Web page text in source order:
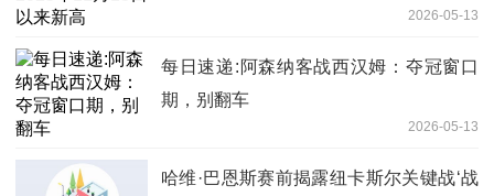
2026-05-13
每日速递:阿森纳客战西汉姆：夺冠窗口
期，别翻车
2026-05-13
哈维·巴恩斯赛前揭露纽卡斯尔关键战‘战